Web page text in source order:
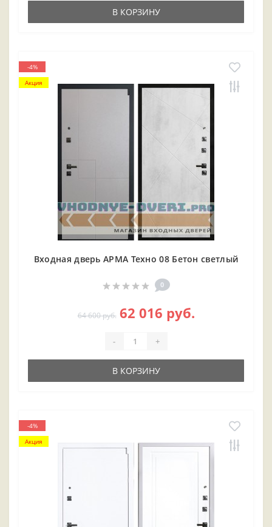
В КОРЗИНУ
-4%
Акция
Входная дверь АРМА Техно 08 Бетон светлый
0
64 600 руб. 62 016 руб.
- +
В КОРЗИНУ
-4%
Акция